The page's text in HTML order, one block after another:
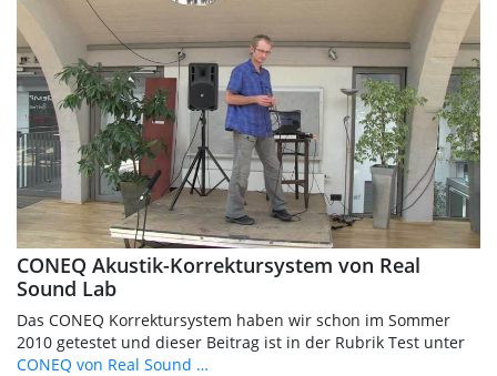
CONEQ Akustik-Korrektursystem von Real
Sound Lab
Das CONEQ Korrektursystem haben wir schon im Sommer
2010 getestet und dieser Beitrag ist in der Rubrik Test unter
CONEQ von Real Sound …